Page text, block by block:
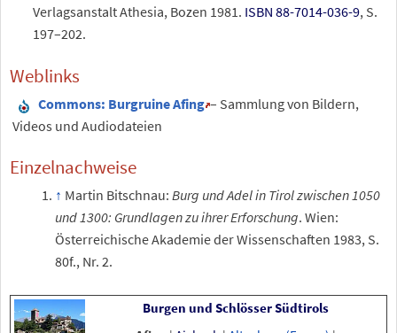
Verlagsanstalt Athesia, Bozen 1981. ISBN 88-7014-036-9, S.
197–202.
Weblinks
Commons: Burgruine Afing – Sammlung von Bildern,
Videos und Audiodateien
Einzelnachweise
Martin Bitschnau:Burg und Adel in Tirol zwischen 1050
und 1300: Grundlagen zu ihrer Erforschung. Wien:
Österreichische Akademie der Wissenschaften 1983, S.
80f., Nr. 2.
Burgen und Schlösser Südtirols